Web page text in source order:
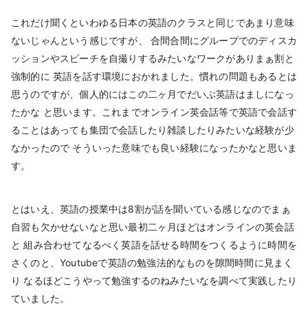
これだけ聞くといわゆる日本の英語のクラスと同じであまり意味
ないじゃんという感じですが、 合間合間にグループでのディスカ
ッションやスピーチを自撮りするみたいなワークがありまぁ割と
強制的に 英語を話す環境におかれました。慣れの問題もあるとは
思うのですが、個人的にはこの二ヶ月でだいぶ英語はましになっ
たかな と思います。これまでオンライン英会話等で英語で会話す
ることはあっても集団で会話したり雑談したりみたいな経験が少
なかったので そういった意味でも良い経験になったかなと思いま
す。
とはいえ、英語の授業中は8割が話を聞いている感じなのでまぁ
自習も欠かせないなと思い最初二ヶ月ほどはオンラインの英会話
と 組み合わせてなるべく英語を話せる時間をつくるように時間を
さくのと、Youtubeで英語の勉強法的なものを隙間時間に見まく
り なるほどこうやって勉強するのねみたいなを調べて実践したり
ていました。